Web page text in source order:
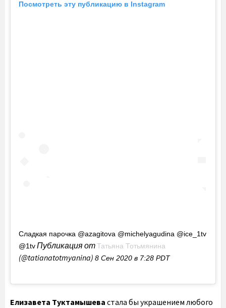
Посмотреть эту публикацию в Instagram
Сладкая парочка @azagitova @michelyagudina @ice_1tv
@1tvПубликация отТатьяна Тотьмянина
(@tatianatotmyanina) 8 Сен 2020 в 7:28 PDT
Елизавета Туктамышева стала бы украшением любого